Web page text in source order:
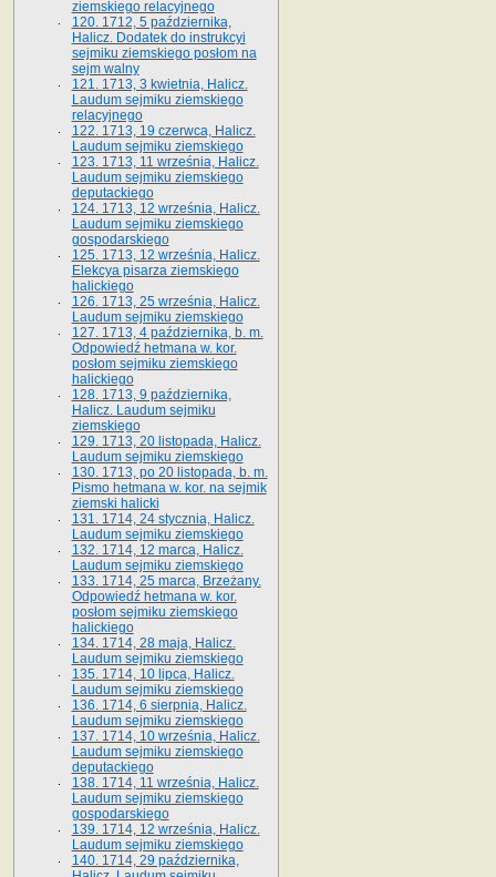
ziemskiego relacyjnego
120. 1712, 5 października,
Halicz. Dodatek do instrukcyi
sejmiku ziemskiego posłom na
sejm walny
121. 1713, 3 kwietnia, Halicz.
Laudum sejmiku ziemskiego
relacyjnego
122. 1713, 19 czerwca, Halicz.
Laudum sejmiku ziemskiego
123. 1713, 11 września, Halicz.
Laudum sejmiku ziemskiego
deputackiego
124. 1713, 12 września, Halicz.
Laudum sejmiku ziemskiego
gospodarskiego
125. 1713, 12 września, Halicz.
Elekcya pisarza ziemskiego
halickiego
126. 1713, 25 września, Halicz.
Laudum sejmiku ziemskiego
127. 1713, 4 października, b. m.
Odpowiedź hetmana w. kor.
posłom sejmiku ziemskiego
halickiego
128. 1713, 9 października,
Halicz. Laudum sejmiku
ziemskiego
129. 1713, 20 listopada, Halicz.
Laudum sejmiku ziemskiego
130. 1713, po 20 listopada, b. m.
Pismo hetmana w. kor. na sejmik
ziemski halicki
131. 1714, 24 stycznia, Halicz.
Laudum sejmiku ziemskiego
132. 1714, 12 marca, Halicz.
Laudum sejmiku ziemskiego
133. 1714, 25 marca, Brzeżany.
Odpowiedź hetmana w. kor.
posłom sejmiku ziemskiego
halickiego
134. 1714, 28 maja, Halicz.
Laudum sejmiku ziemskiego
135. 1714, 10 lipca, Halicz.
Laudum sejmiku ziemskiego
136. 1714, 6 sierpnia, Halicz.
Laudum sejmiku ziemskiego
137. 1714, 10 września, Halicz.
Laudum sejmiku ziemskiego
deputackiego
138. 1714, 11 września, Halicz.
Laudum sejmiku ziemskiego
gospodarskiego
139. 1714, 12 września, Halicz.
Laudum sejmiku ziemskiego
140. 1714, 29 października,